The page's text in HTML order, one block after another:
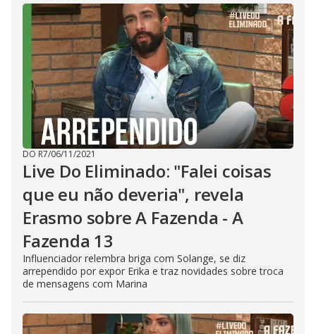
DO R7/06/11/2021
Live Do Eliminado: "Falei coisas
que eu não deveria", revela
Erasmo sobre A Fazenda - A
Fazenda 13
Influenciador relembra briga com Solange, se diz
arrependido por expor Erika e traz novidades sobre troca
de mensagens com Marina